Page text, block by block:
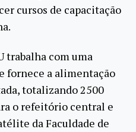
cursos de capacitação
trabalha com uma
fornece a alimentação
totalizando 2500
o refeitório central e
da Faculdade de